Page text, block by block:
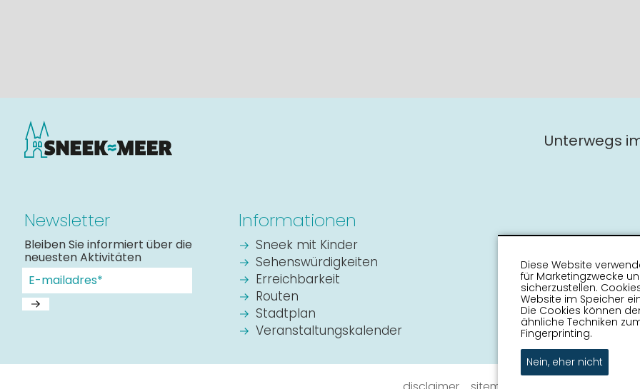
Unterwegs
Newsletter
Bleiben Sie informiert über die
neuesten Aktivitäten
Informationen
Sneek mit Kinder
Sehenswürdigkeiten
Erreichbarkeit
Routen
Stadtplan
Veranstaltungskalender
Diese Website
für Marketingzwecke
sicherzustellen.
Website im Speicher
Die Cookies können
ähnliche Techniken
Fingerprinting.
Nein, eher nicht